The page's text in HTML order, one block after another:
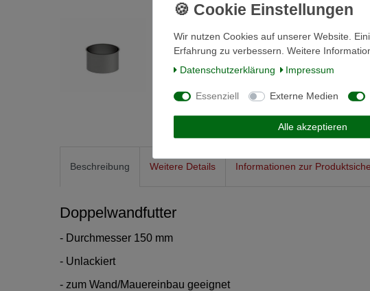
Beschreibung Weitere Details Informationen zur
Doppelwandfutter
- Durchmesser 150 mm
- Unlackiert
- zum Wand/Mauereinbau geeignet
Wir nutzen Cookies auf unserer Website.
Erfahrung zu verbessern. Weitere
Daten­schutz­erklärung
Impressum
Essenziell Externe Medien
Alle akzeptieren